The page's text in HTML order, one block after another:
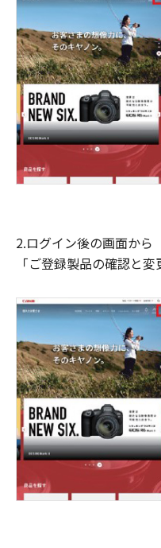
2.ログイン後の画面から
「ご登録製品の確認と